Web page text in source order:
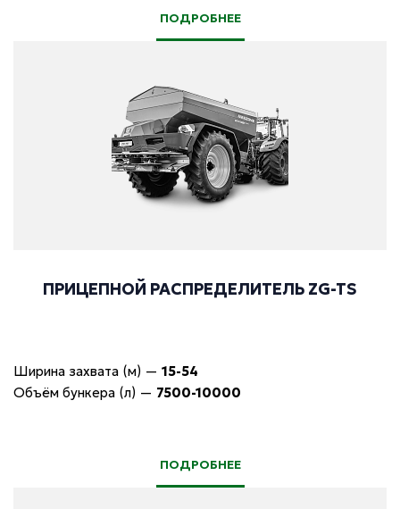
ПОДРОБНЕЕ
ПРИЦЕПНОЙ РАСПРЕДЕЛИТЕЛЬ ZG-TS
Ширина захвата (м) — 15-54
Объём бункера (л) — 7500-10000
ПОДРОБНЕЕ